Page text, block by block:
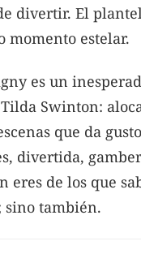
divertir. El
momento estelar.
es un
Swinton:
que da
divertida,
eres de los que
sino también.